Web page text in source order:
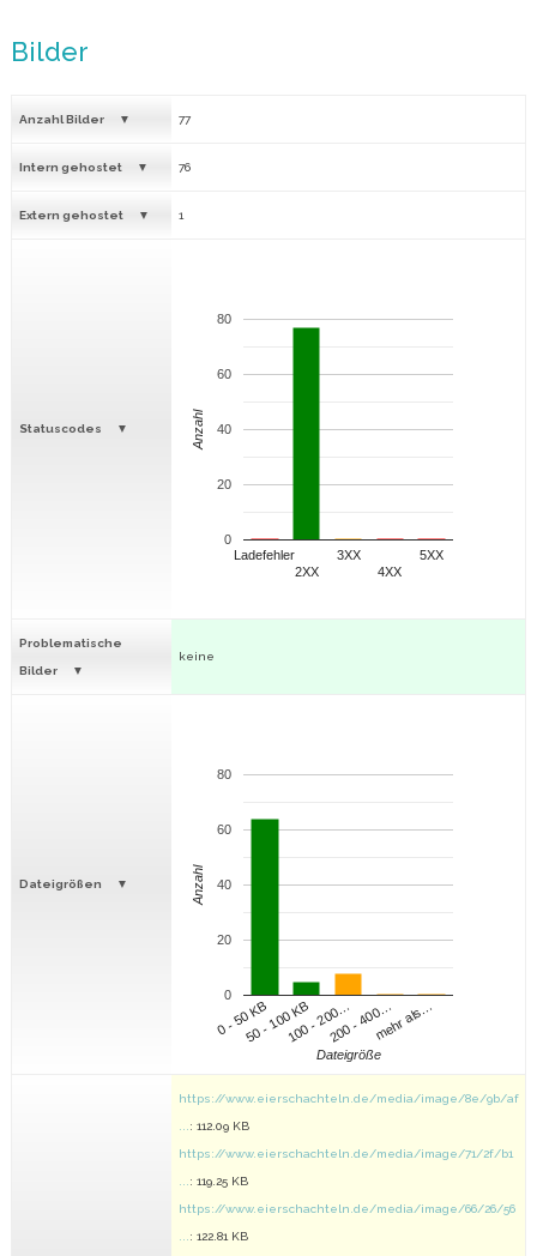
Bilder
Anzahl Bilder 77
Intern gehostet 76
Extern gehostet 1
Statuscodes
Ladefehler
2XX
3XX
4XX
5XX
0
20
40
60
80
Anzahl
Problematische
Bilder
keine
Dateigrößen
0 - 50 KB50 - 100 KB100 - 200…200 - 400…mehr als…
0
20
40
60
80
Dateigröße
Anzahl
https://www.eierschachteln.de/media/image/8e/9b/af
: 112.09 KB
https://www.eierschachteln.de/media/image/71/2f/b1
: 119.25 KB
https://www.eierschachteln.de/media/image/66/26/56
: 122.81 KB